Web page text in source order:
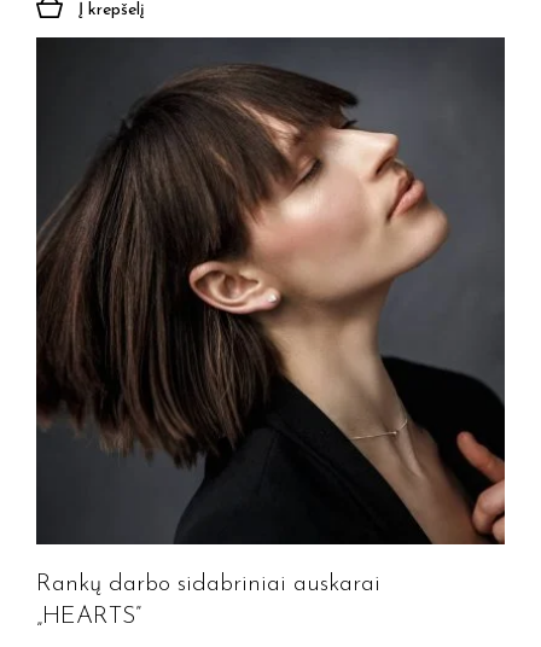
Į krepšelį
Rankų darbo sidabriniai auskarai
„HEARTS”